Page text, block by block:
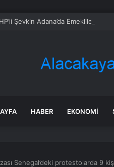
Şevkin Adana’da Emeklilerle
HABER EKONOMI
Senegal’deki protestolarda 9